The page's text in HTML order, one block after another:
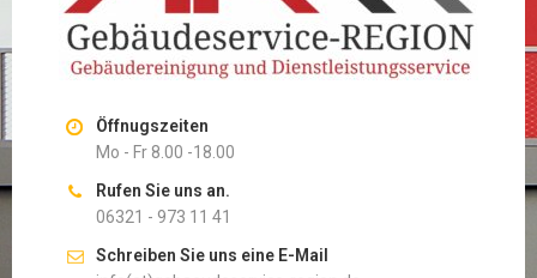
Öffnugszeiten
Mo - Fr 8.00 -18.00
Rufen Sie uns an.
06321 - 973 11 41
Schreiben Sie uns eine E-Mail